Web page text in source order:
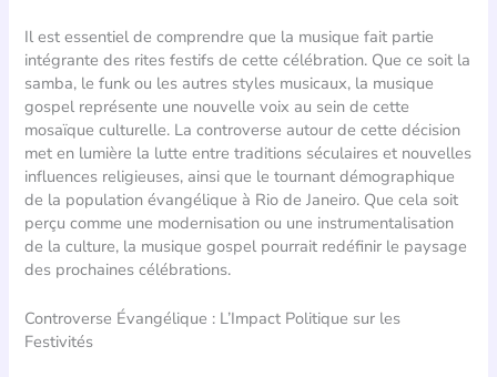
Il est essentiel de comprendre que la musique fait partie
intégrante des rites festifs de cette célébration. Que ce soit la
samba, le funk ou les autres styles musicaux, la musique
gospel représente une nouvelle voix au sein de cette
mosaïque culturelle. La controverse autour de cette décision
met en lumière la lutte entre traditions séculaires et nouvelles
influences religieuses, ainsi que le tournant démographique
de la population évangélique à Rio de Janeiro. Que cela soit
perçu comme une modernisation ou une instrumentalisation
de la culture, la musique gospel pourrait redéfinir le paysage
des prochaines célébrations.
Controverse Évangélique : L’Impact Politique sur les
Festivités